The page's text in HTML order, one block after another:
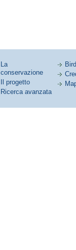
La
conservazione
Il progetto
Ricerca avanzata